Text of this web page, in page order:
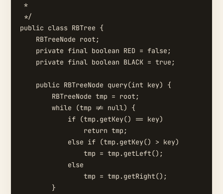
*
*/
public class RBTree {
    RBTreeNode root;
    private final boolean RED = false;
    private final boolean BLACK = true;
    public RBTreeNode query(int key) {
        RBTreeNode tmp = root;
        while (tmp != null) {
            if (tmp.getKey() == key)
                return tmp;
            else if (tmp.getKey() > key)
                tmp = tmp.getLeft();
            else
                tmp = tmp.getRight();
        }